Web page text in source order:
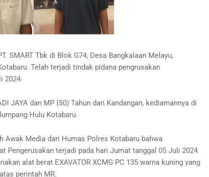
SMART Tbk di Blok G74, Desa Bangkalaan Melayu,
Telah terjadi tindak pidana pengrusakan
2024.
JAYA dan MP (50) Tahun dari Kandangan, kediamannya di
Hulu Kotabaru.
Awak Media dari Humas Polres Kotabaru bahwa
Pengerusakan terjadi pada hari Jumat tanggal 05 Juli 2024
alat berat EXAVATOR XCMG PC 135 warna kuning yang
perintah MR.